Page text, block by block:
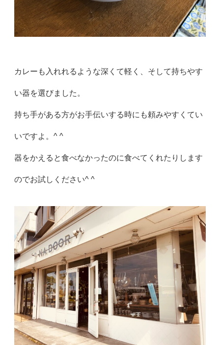
カレーも入れれるような深くて軽く、そして持ちやす
い器を選びました。
持ち手がある方がお手伝いする時にも頼みやすくてい
いですよ。^ ^
器をかえると食べなかったのに食べてくれたりします
のでお試しください^ ^